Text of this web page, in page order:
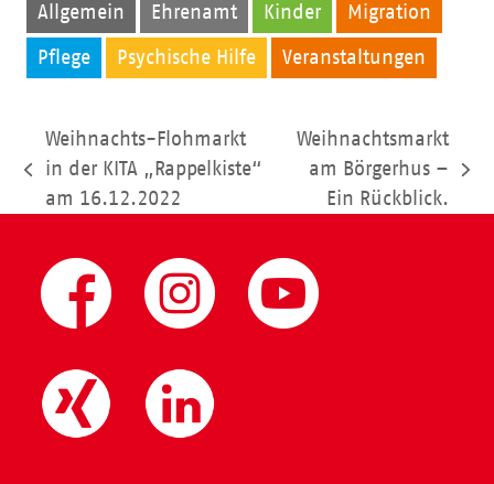
Allgemein Ehrenamt Kinder Migration
Pflege Psychische Hilfe Veranstaltungen
vorheriger
Beitrag:
Weihnachts-Flohmarkt
in der KITA „Rappelkiste“
am 16.12.2022
Nächster
Beitrag:
Weihnachtsmarkt
am Börgerhus –
Ein Rückblick.